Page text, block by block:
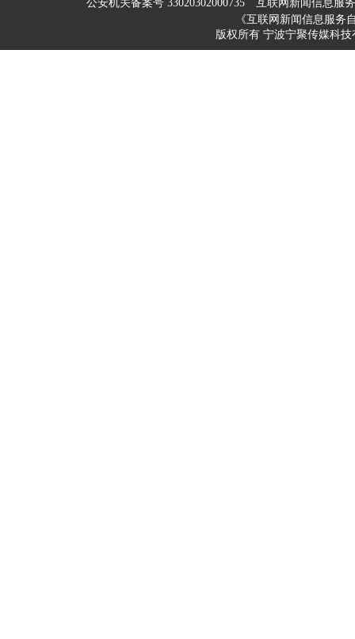
公安机关备案号 33020302000735
互联网新闻信息服
《互联网新闻信息服务
版权所有 宁波宁聚传媒科技